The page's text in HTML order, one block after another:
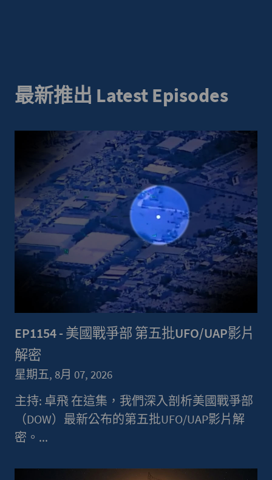
最新推出 Latest Episodes
EP1154 - 美國戰爭部 第五批UFO/UAP影片
解密
星期五, 8月 07, 2026
主持: 卓飛 在這集，我們深入剖析美國戰爭部
（DOW）最新公布的第五批UFO/UAP影片解
密。...